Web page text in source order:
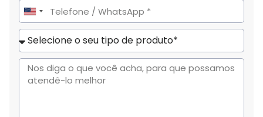
United
States
+1